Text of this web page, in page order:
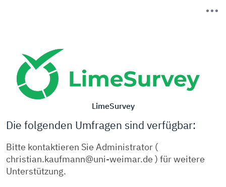
LimeSurvey
Die folgenden Umfragen sind verfügbar:
Bitte kontaktieren Sie Administrator (
christian.kaufmann@uni-weimar.de ) für weitere
Unterstützung.